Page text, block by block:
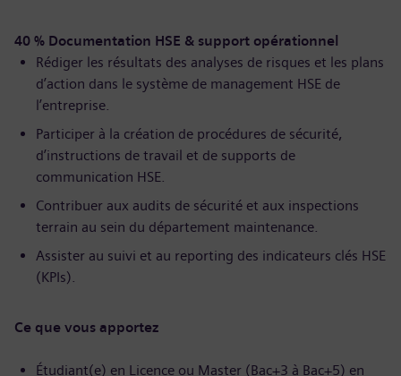
40 % Documentation HSE & support opérationnel
Rédiger les résultats des analyses de risques et les plans
d’action dans le système de management HSE de
l’entreprise.
Participer à la création de procédures de sécurité,
d’instructions de travail et de supports de
communication HSE.
Contribuer aux audits de sécurité et aux inspections
terrain au sein du département maintenance.
Assister au suivi et au reporting des indicateurs clés HSE
(KPIs).
Ce que vous apportez
Étudiant(e) en Licence ou Master (Bac+3 à Bac+5) en